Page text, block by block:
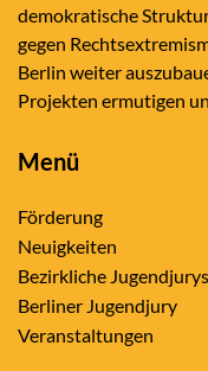
demokratische
gegen
Berlin weiter
Projekten ermutigen
Menü
Förderung
Neuigkeiten
Bezirkliche Jugendjurys
Berliner Jugendjury
Veranstaltungen